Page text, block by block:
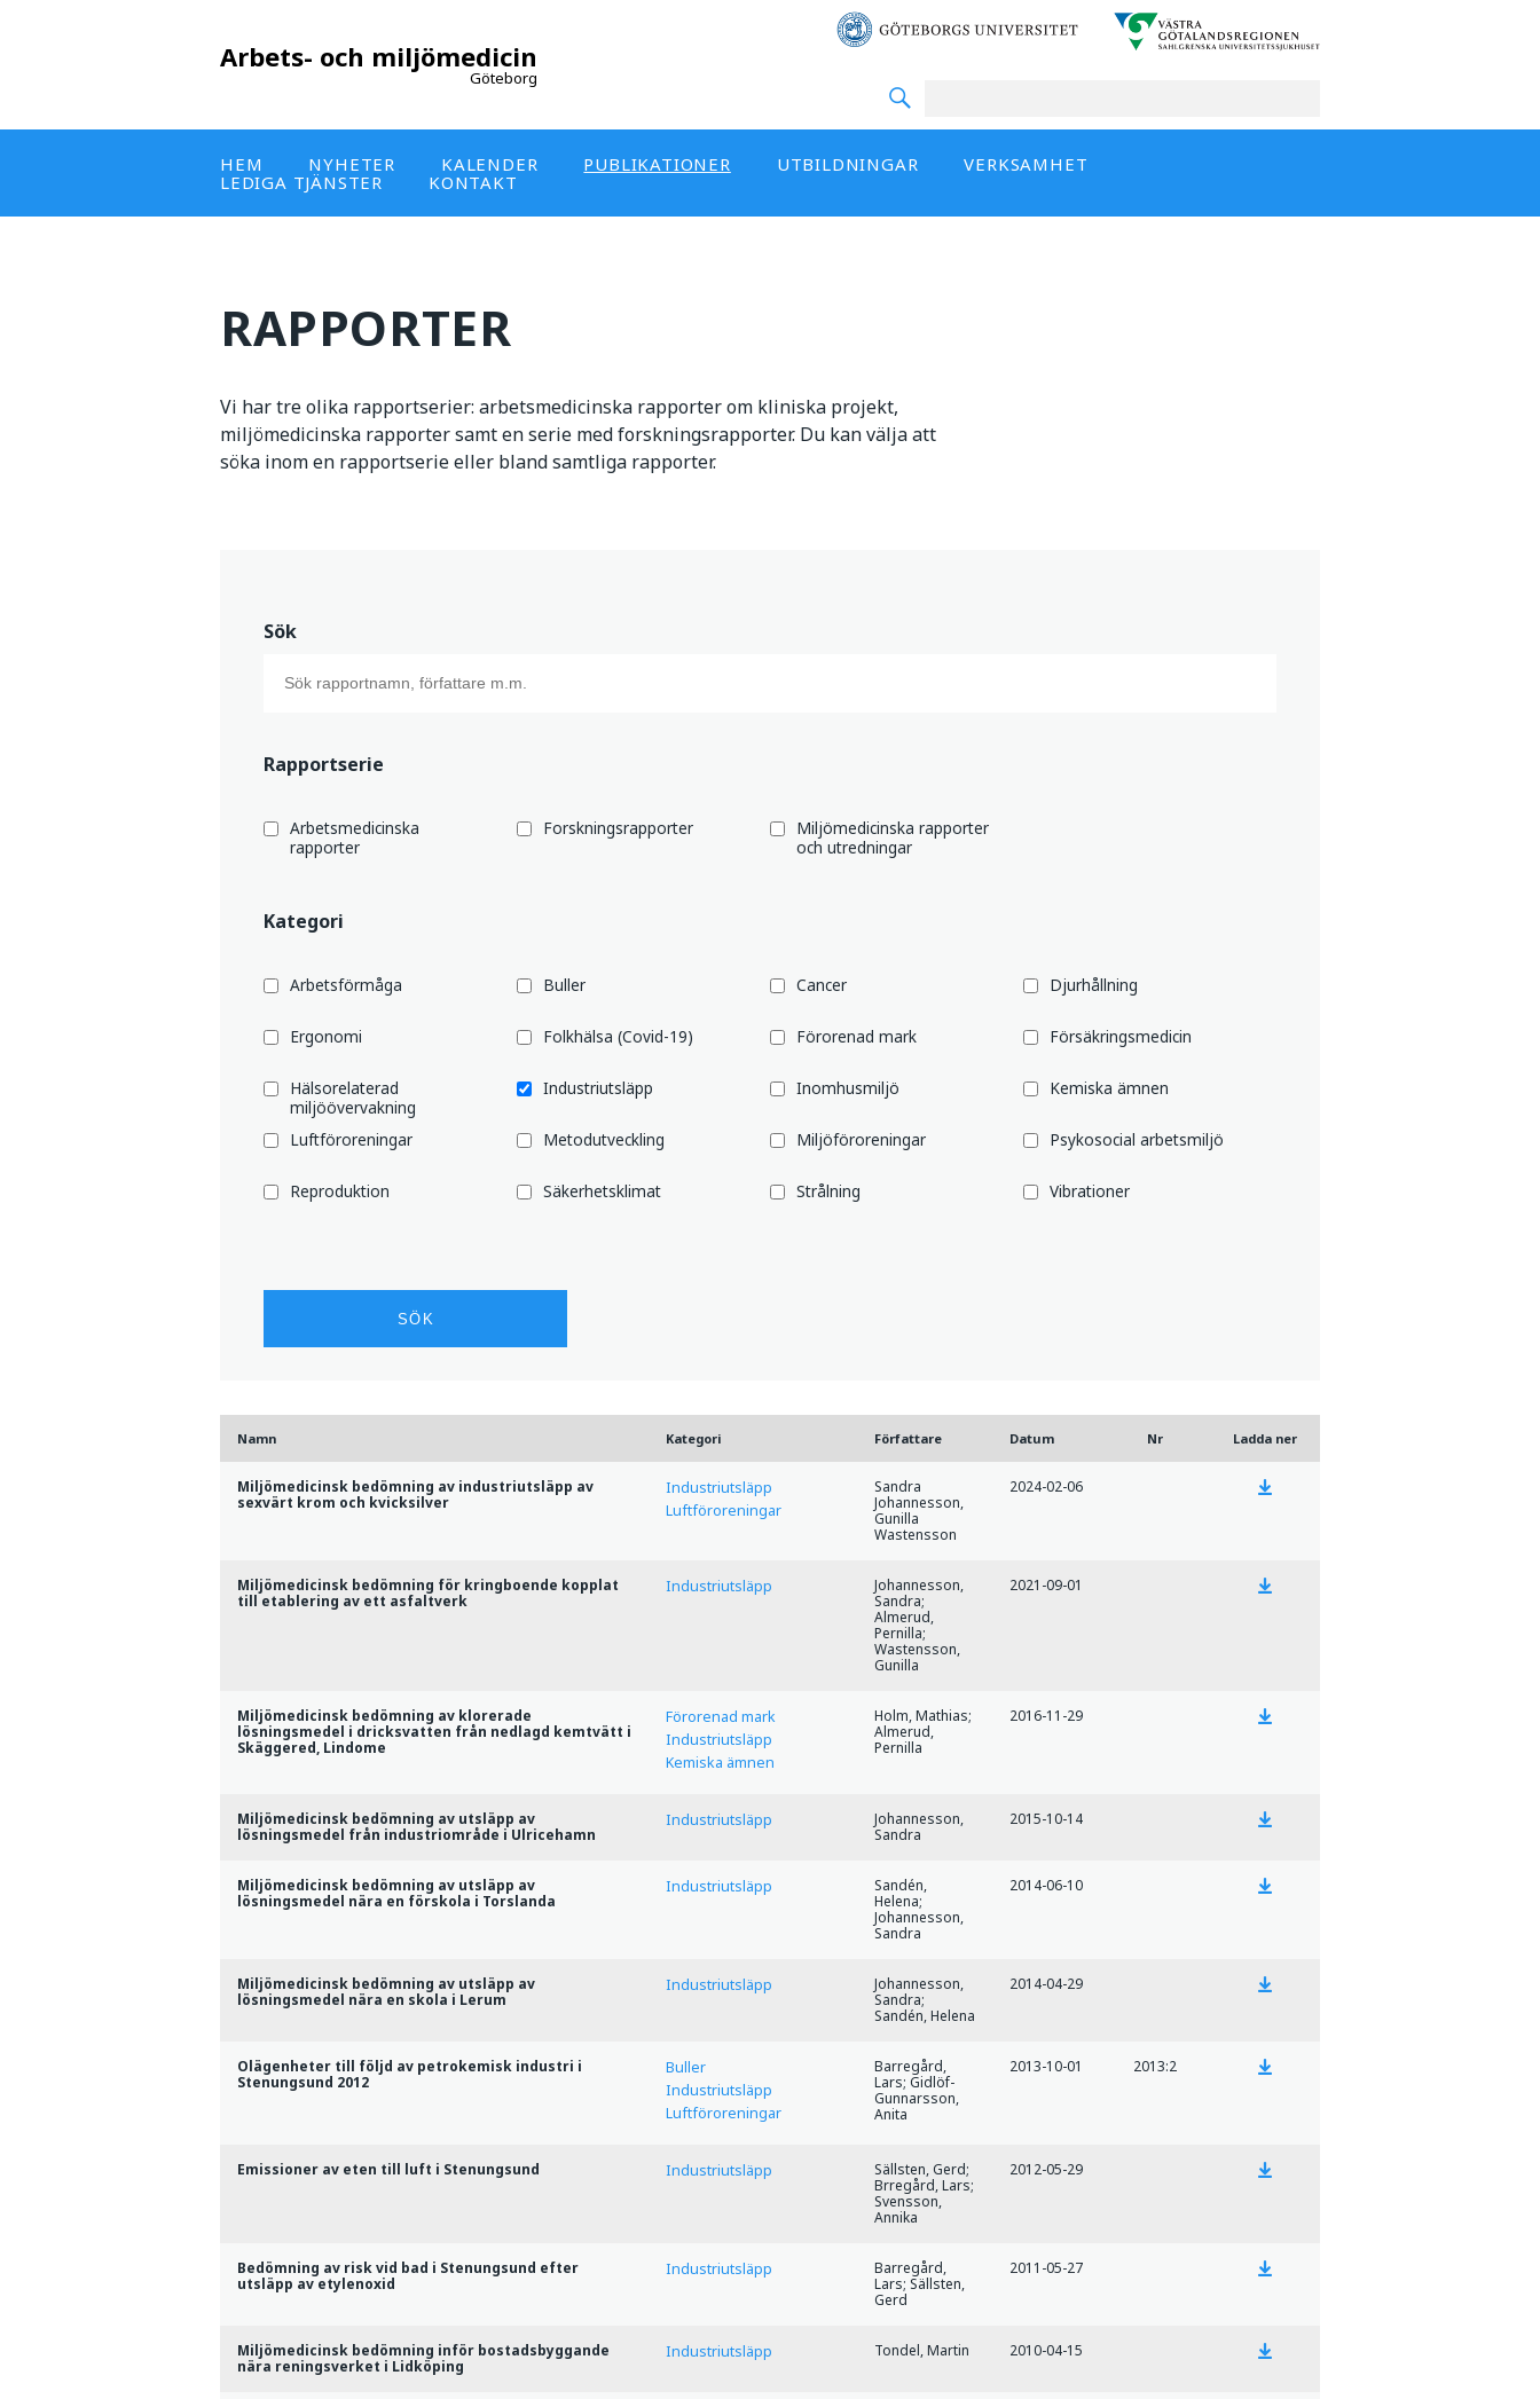
Arbets- och miljömedicin
Göteborg
HEM NYHETER KALENDER PUBLIKATIONER UTBILDNINGAR
VERKSAMHET
LEDIGA TJÄNSTER
KONTAKT
RAPPORTER
Vi har tre olika rapportserier: arbetsmedicinska rapporter om kliniska projekt,
miljömedicinska rapporter samt en serie med forskningsrapporter. Du kan välja att
söka inom en rapportserie eller bland samtliga rapporter.
Sök
Rapportserie
Arbetsmedicinska
rapporter
Forskningsrapporter
Miljömedicinska rapporter
och utredningar
Kategori
Arbetsförmåga Buller Cancer Djurhållning
Ergonomi Folkhälsa (Covid-19) Förorenad mark Försäkringsmedicin
Hälsorelaterad
miljöövervakning
Industriutsläpp Inomhusmiljö Kemiska ämnen
Luftföroreningar Metodutveckling Miljöföroreningar Psykosocial arbetsmiljö
Reproduktion Säkerhetsklimat Strålning Vibrationer
Namn Kategori Författare Datum Nr Ladda ner
Miljömedicinsk bedömning av industriutsläpp av
sexvärt krom och kvicksilver
Industriutsläpp
Luftföroreningar
Sandra
Johannesson,
Gunilla
Wastensson
2024-02-06
Miljömedicinsk bedömning för kringboende kopplat
till etablering av ett asfaltverk
Industriutsläpp
Johannesson,
Sandra;
Almerud,
Pernilla;
Wastensson,
Gunilla
2021-09-01
Miljömedicinsk bedömning av klorerade
lösningsmedel i dricksvatten från nedlagd kemtvätt i
Skäggered, Lindome
Förorenad mark
Industriutsläpp
Kemiska ämnen
Holm, Mathias;
Almerud,
Pernilla
2016-11-29
Miljömedicinsk bedömning av utsläpp av
lösningsmedel från industriområde i Ulricehamn
Industriutsläpp
Johannesson,
Sandra
2015-10-14
Miljömedicinsk bedömning av utsläpp av
lösningsmedel nära en förskola i Torslanda
Industriutsläpp
Sandén,
Helena;
Johannesson,
Sandra
2014-06-10
Miljömedicinsk bedömning av utsläpp av
lösningsmedel nära en skola i Lerum
Industriutsläpp
Johannesson,
Sandra;
Sandén, Helena
2014-04-29
Olägenheter till följd av petrokemisk industri i
Stenungsund 2012
Buller
Industriutsläpp
Luftföroreningar
Barregård,
Lars; Gidlöf-
Gunnarsson,
Anita
2013-10-01 2013:2
Emissioner av eten till luft i Stenungsund Industriutsläpp
Sällsten, Gerd;
Brregård, Lars;
Svensson,
Annika
2012-05-29
Bedömning av risk vid bad i Stenungsund efter
utsläpp av etylenoxid
Industriutsläpp
Barregård,
Lars; Sällsten,
Gerd
2011-05-27
Miljömedicinsk bedömning inför bostadsbyggande
nära reningsverket i Lidköping
Industriutsläpp Tondel, Martin 2010-04-15